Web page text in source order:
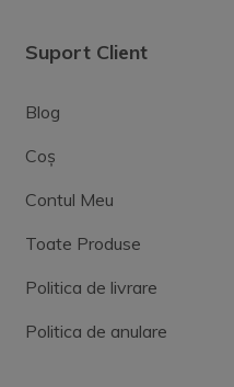
Suport Client
Blog
Coș
Contul Meu
Toate Produse
Politica de livrare
Politica de anulare